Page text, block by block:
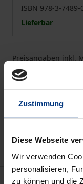
Zustimmung
Diese Webseite
Wir verwenden
personalisieren,
zu können und die
ISBN 978-3-7489-
Lieferbar
Preisangaben inkl.
kann die MwSt. an
Zur
Beschreibung